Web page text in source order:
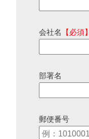
会社名 【必須】
部署名
郵便番号